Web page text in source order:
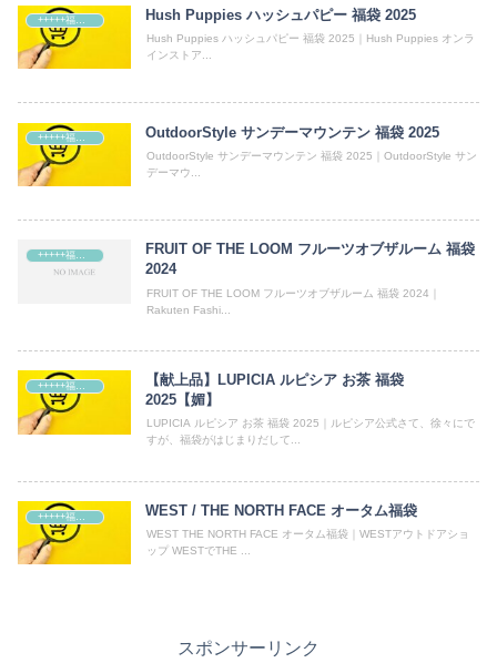
+++++福袋++++++ Hush Puppies ハッシュパピー 福袋 2025
Hush Puppies ハッシュパピー 福袋 2025｜Hush Puppies オンラ
インストア...
OutdoorStyle サンデーマウンテン 福袋 2025
OutdoorStyle サンデーマウンテン 福袋 2025｜OutdoorStyle サン
デーマウ...
FRUIT OF THE LOOM フルーツオブザルーム 福袋
2024
FRUIT OF THE LOOM フルーツオブザルーム 福袋 2024｜
Rakuten Fashi...
【献上品】LUPICIA ルピシア お茶 福袋
2025【媚】
LUPICIA ルピシア お茶 福袋 2025｜ルピシア公式さて、徐々にで
すが、福袋がはじまりだして...
WEST / THE NORTH FACE オータム福袋
WEST THE NORTH FACE オータム福袋｜WESTアウトドアショ
ップ WESTでTHE ...
スポンサーリンク